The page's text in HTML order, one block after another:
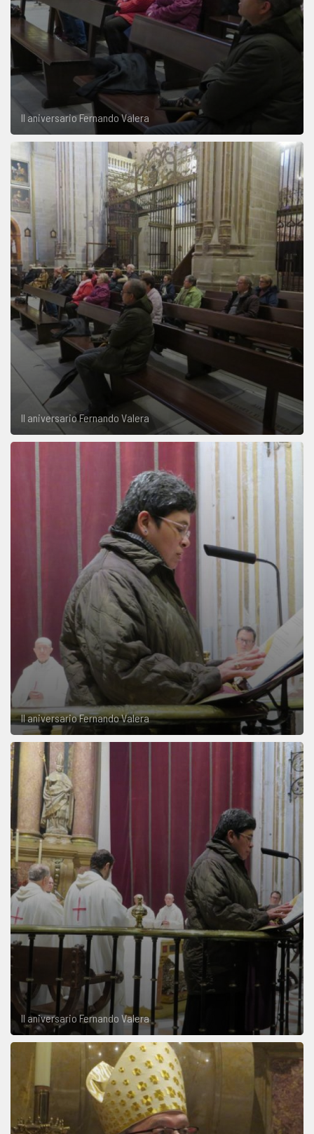
II aniversario Fernando Valera
II aniversario Fernando Valera
II aniversario Fernando Valera
II aniversario Fernando Valera